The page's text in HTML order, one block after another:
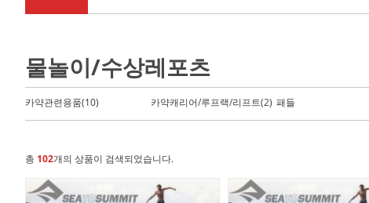
물놀이/수상레포츠
카약관련용품(10) 카약캐리어/루프랙/리프트(2) 패들
총 102개의 상품이 검색되었습니다.